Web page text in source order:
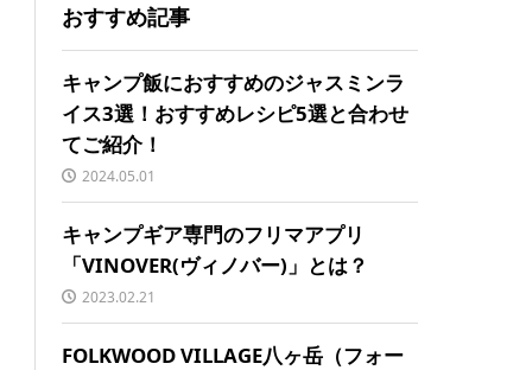
おすすめ記事
キャンプ飯におすすめのジャスミンラ
イス3選！おすすめレシピ5選と合わせ
てご紹介！
2024.05.01
キャンプギア専門のフリマアプリ
「VINOVER(ヴィノバー)」とは？
2023.02.21
FOLKWOOD VILLAGE八ヶ岳（フォー